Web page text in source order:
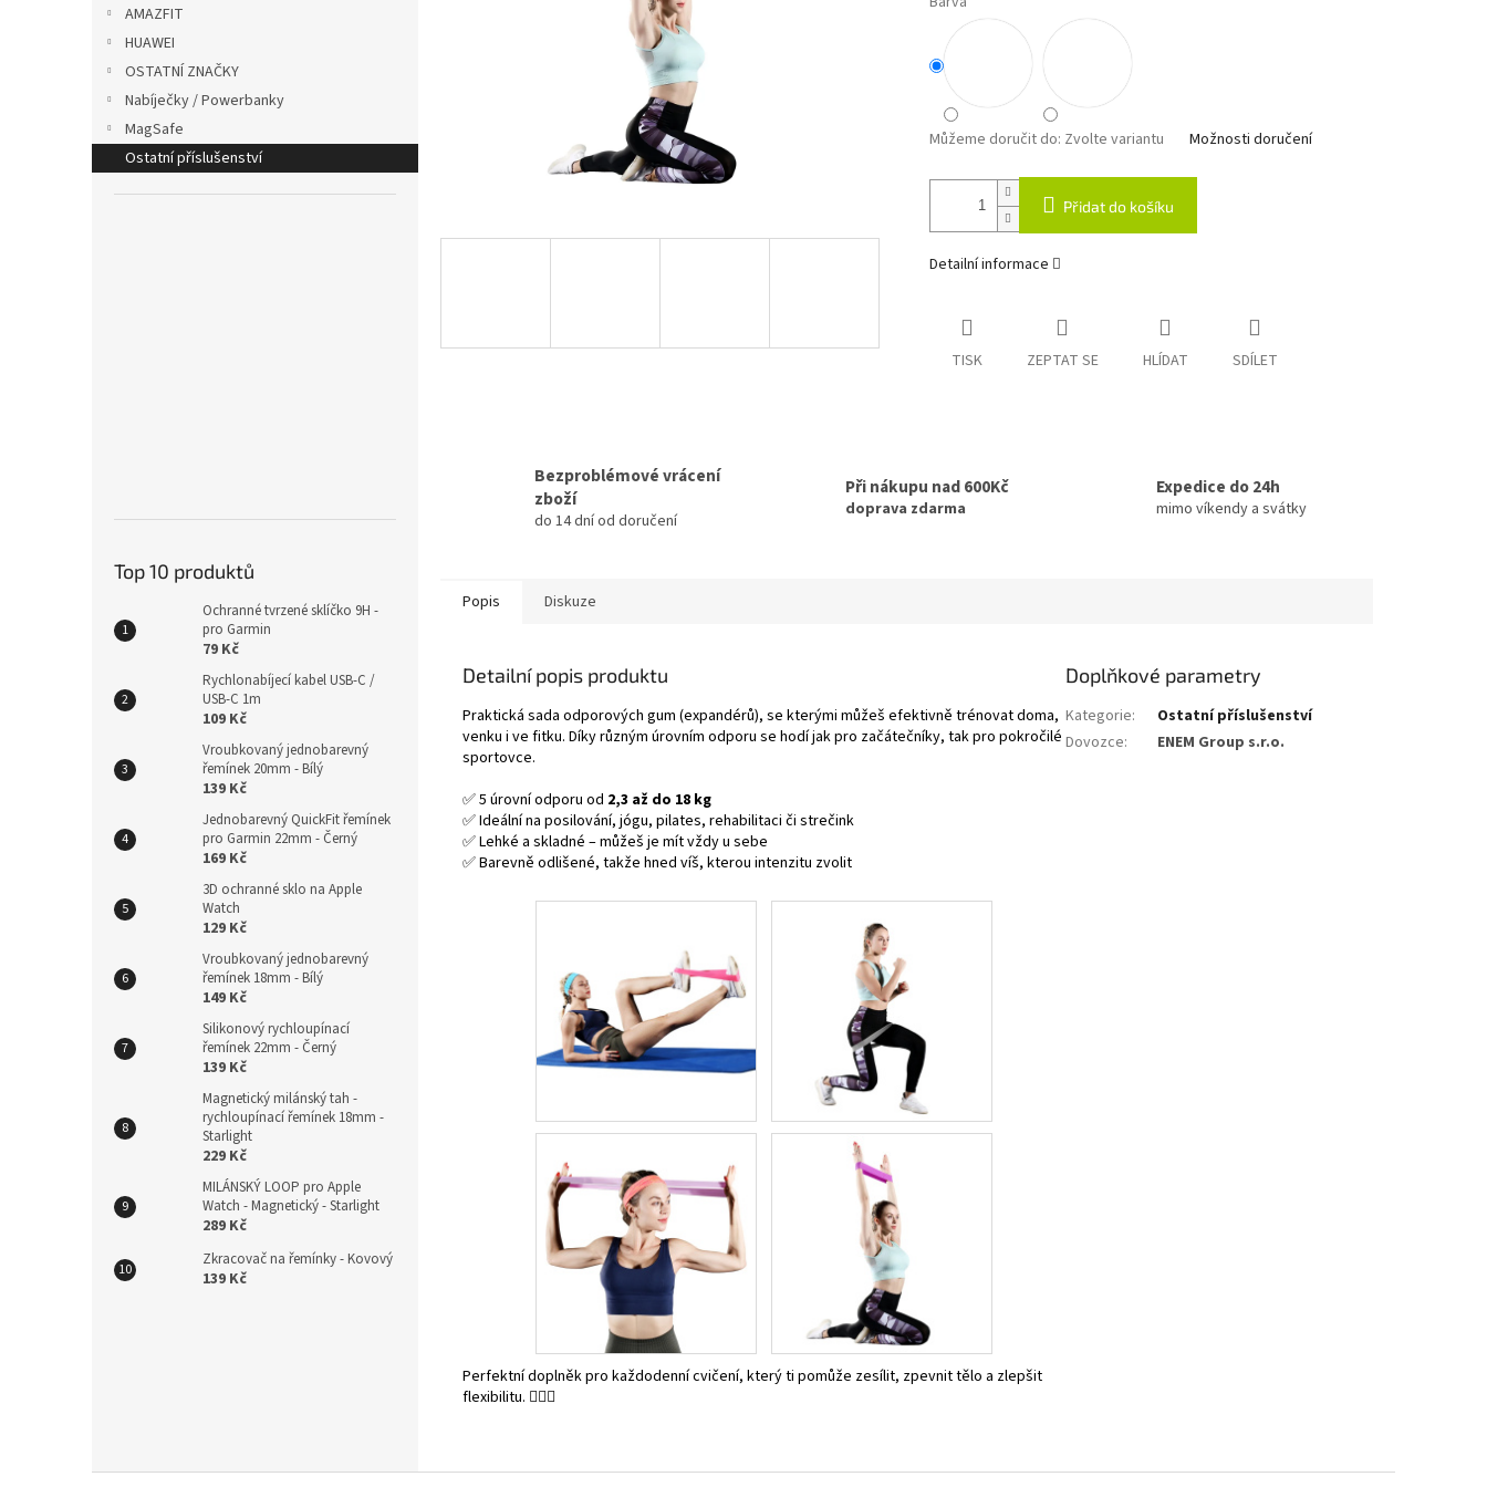
AMAZFIT
HUAWEI
OSTATNÍ ZNAČKY
Nabíječky / Powerbanky
MagSafe
Ostatní příslušenství
Top 10 produktů
Ochranné tvrzené sklíčko 9H -
pro Garmin
79 Kč
Rychlonabíjecí kabel USB-C /
USB-C 1m
109 Kč
Vroubkovaný jednobarevný
řemínek 20mm - Bílý
139 Kč
Jednobarevný QuickFit řemínek
pro Garmin 22mm - Černý
169 Kč
3D ochranné sklo na Apple
Watch
129 Kč
Vroubkovaný jednobarevný
řemínek 18mm - Bílý
149 Kč
Silikonový rychloupínací
řemínek 22mm - Černý
139 Kč
Magnetický milánský tah -
rychloupínací řemínek 18mm -
Starlight
229 Kč
MILÁNSKÝ LOOP pro Apple
Watch - Magnetický - Starlight
289 Kč
Zkracovač na řemínky - Kovový
139 Kč
Můžeme doručit do: Zvolte variantu Možnosti doručení
Přidat do košíku
Detailní informace
TISK ZEPTAT SE HLÍDAT SDÍLET
Bezproblémové vrácení
zboží
do 14 dní od doručení
Při nákupu nad 600Kč
doprava zdarma
Expedice do 24h
mimo víkendy a svátky
Popis Diskuze
Detailní popis produktu
Praktická sada odporových gum (expandérů), se kterými můžeš efektivně trénovat doma,
venku i ve fitku. Díky různým úrovním odporu se hodí jak pro začátečníky, tak pro pokročilé
sportovce.
✅ 5 úrovní odporu od 2,3 až do 18 kg
✅ Ideální na posilování, jógu, pilates, rehabilitaci či strečink
✅ Lehké a skladné – můžeš je mít vždy u sebe
✅ Barevně odlišené, takže hned víš, kterou intenzitu zvolit
Perfektní doplněk pro každodenní cvičení, který ti pomůže zesílit, zpevnit tělo a zlepšit
flexibilitu. 🏋️‍♂️✨
Doplňkové parametry
Kategorie:
Ostatní příslušenství
Dovozce: ENEM Group s.r.o.